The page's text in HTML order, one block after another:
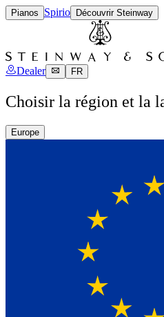
Pianos Spirio Découvrir Steinway
Dealer FR
Choisir la région et la
Europe